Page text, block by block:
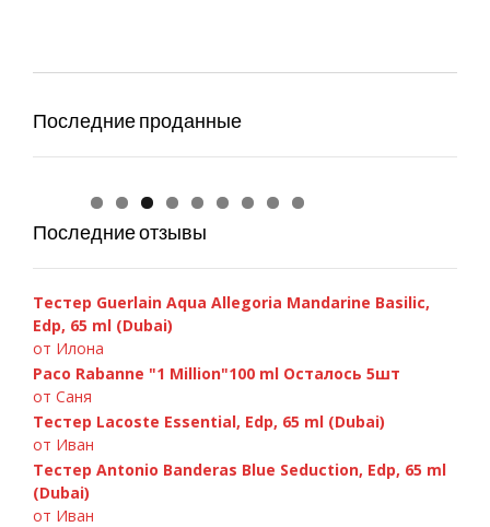
Последние проданные
GIORGIO ARMANI — Si 100ml
Chanel «Bleu de Chanel», 100 ml
Versace «Bright Crystal» 90ml
Armand Basi «In Red» 100ml
Paco Rabanne Invictus 100ml
D&G 3 LImperatrice, 100ml
C.Dior «Fahrenheit» 100ml
A.Banderas «Blue Seduction» 100ml
Chanel Chance Eau Fraiche 100ml
GIORGIO ARMANI — Si 100ml
Chanel «Bleu de Chanel», 100 ml
Последние отзывы
Тестер Guerlain Aqua Allegoria Mandarine Basilic,
Edp, 65 ml (Dubai)
от Илона
Paco Rabanne "1 Million"100 ml Осталось 5шт
от Саня
Тестер Lacoste Essential, Edp, 65 ml (Dubai)
от Иван
Тестер Antonio Banderas Blue Seduction, Edp, 65 ml
(Dubai)
от Иван